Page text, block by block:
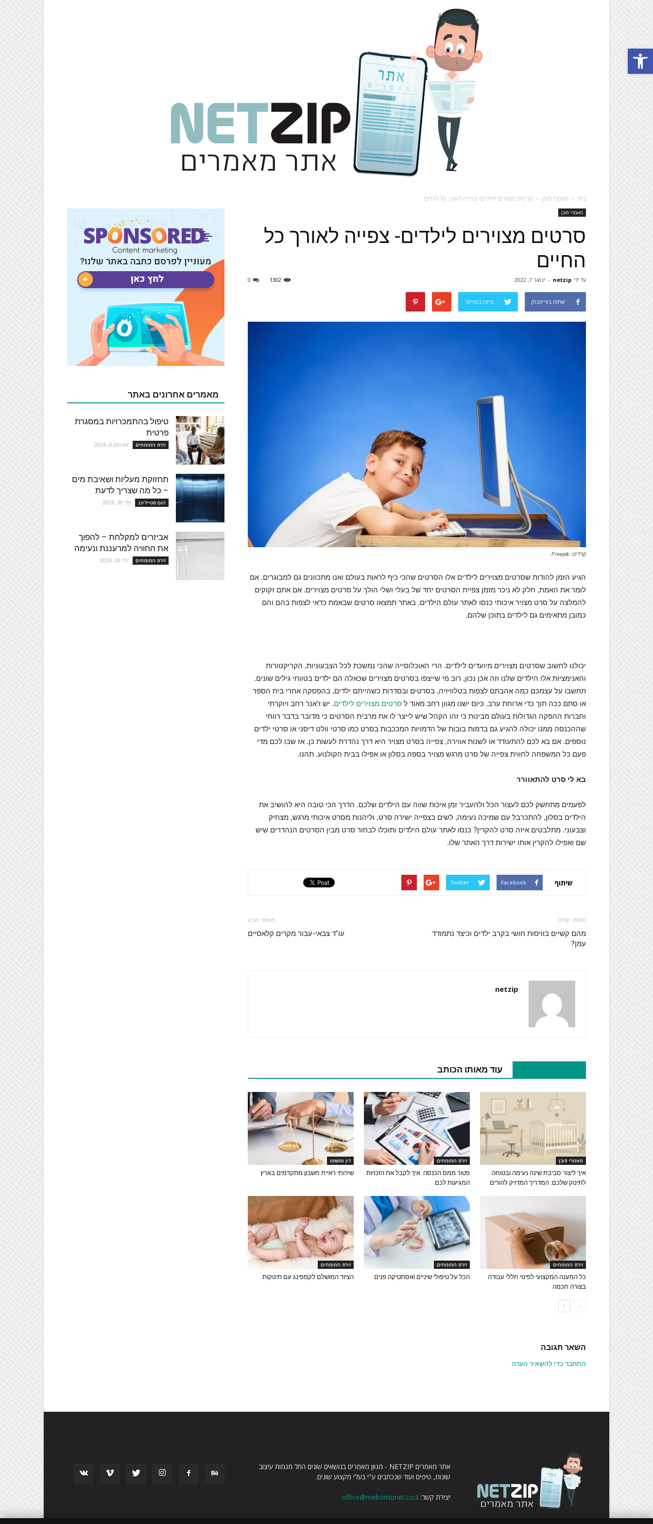
Open toolbar
בית מאמרי תוכן סרטים מצוירים לילדים- צפייה לאורך כל החיים
מאמרי תוכן
סרטים מצוירים לילדים- צפייה לאורך כל
החיים
על ידי netzip
- ינואר 7, 2022 0 1302
שתפו בפייסבוק צייצו בטוויטר
קרדיט: Freepik
הגיע הזמן להודות שסרטים מצוירים לילדים אלו הסרטים שהכי כיף לראות בעולם ואנו מתכוונים גם למבוגרים. אם
לומר את האמת, חלק לא ניכר מזמן צפיית הסרטים יחד של בעלי ושלי הולך על סרטים מצוירים. אם אתם זקוקים
להמלצה על סרט מצויר איכותי כנסו לאתר עולם הילדים. באתר תמצאו סרטים שבאמת כדאי לצפות בהם והם
כמובן מתאימים גם לילדים בתוכן שלהם.
יכולנו לחשוב שסרטים מצוירים מיועדים לילדים. הרי האוכלוסייה שהכי נמשכת לכל הצבעוניות, הקריקטורות
והאנימציות אלו הילדים שלנו וזה אכן נכון, רוב מי שייצפו בסרטים מצוירים שכאלה הם ילדים בטווחי גילים שונים.
תחשבו על עצמכם כמה אהבתם לצפות בטלוויזיה, בסרטים ובסדרות כשהייתם ילדים, בהפסקה אחרי בית הספר
או סתם ככה תוך כדי ארוחת ערב. כיום ישנו מגוון רחב מאוד ל סרטים מצוירים לילדים. יש ז'אנר רחב ויוקרתי
וחברות ההפקה הגדולות בעולם מבינות כי זהו הקהל שיש לייצר לו את מרבית הסרטים כי מדובר בדבר רווחי
שההכנסה ממנו יכולה להגיע גם בדמות בובות של הדמויות המככבות בסרט כמו סרטי וולט דיסני או סרטי ילדים
נוספים. אם בא לכם להתעודד או לשנות אווירה, צפייה בסרט מצויר היא דרך נהדרת לעשות כן. אז שבו לכם מדי
פעם כל המשפחה לחווית צפייה של סרט מרגש מצויר בספה בסלון או אפילו בבית הקולנוע. תהנו.
בא לי סרט להתאוורר
לפעמים מתחשק לכם לעצור הכל ולהעביר זמן איכות שווה עם הילדים שלכם. הדרך הכי טובה היא להושיב את
הילדים בסלון, להתכרבל עם שמיכה נעימה, לשים בצפייה ישירה סרט, וליהנות מסרט איכותי מרגש, מצחיק
וצבעוני. מתלבטים איזה סרט להקרין? כנסו לאתר עולם הילדים ותוכלו לבחור סרט מבין הסרטים הנהדרים שיש
שם ואפילו להקרין אותו ישירות דרך האתר שלו.
שיתוף Facebook
Twitter
מאמר קודם
מהם קשיים בוויסות חושי בקרב ילדים וכיצד נתמודד
עמן?
מאמר הבא
עו"ד צבאי-עבור מקרים קלאסיים
netzip
עוד מאותו הכותב
מאמרי תוכן
איך ליצור סביבת שינה נעימה ובטוחה
לתינוק שלכם: המדריך המדויק להורים
זירת המומחים
פטור ממס הכנסה: איך לקבל את הזכויות
המגיעות לכם
דין ומשפט
שירותי ראיית חשבון מתקדמים בארץ
זירת המומחים
כל המענה המקצועי לפינוי חללי עבודה
בצורה חכמה
זירת המומחים
הכל על טיפולי שיניים ואסתטיקה פנים
זירת המומחים
הציוד המושלם לקמפינג עם תינוקות
השאר תגובה
התחבר כדי להשאיר הערה
מאמרים אחרונים באתר
טיפול בהתמכרויות במסגרת
פרטית
זירת המומחים אוגוסט 6, 2026
תחזוקת מעליות ושאיבת מים
– כל מה שצריך לדעת
הום סטיילינג יולי 30, 2026
אביזרים למקלחת – להפוך
את החוויה למרעננת ונעימה
זירת המומחים יולי 30, 2026
אתר מאמרים NETZIP - מגוון מאמרים בנושאים שונים החל מגמות עיצוב
שונות, טיפים ועוד שנכתבים ע"י בעלי מקצוע שונים.
יצירת קשר: office@mekomonet.co.il